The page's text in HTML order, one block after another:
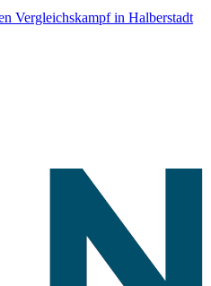
Vergleichskampf in Halberstadt